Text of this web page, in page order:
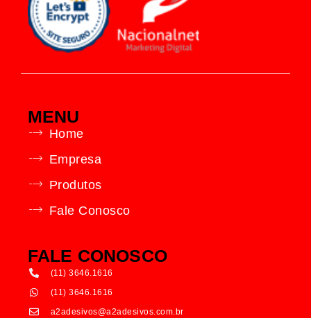
MENU
Home
Empresa
Produtos
Fale Conosco
FALE CONOSCO
(11) 3646.1616
(11) 3646.1616
a2adesivos@a2adesivos.com.br